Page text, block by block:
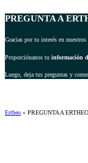
PREGUNTA A
Gracias por tu interés en
Proporciónanos tu información
Luego, deja tus preguntas y
Ertheo » PREGUNTA A ERTHEO